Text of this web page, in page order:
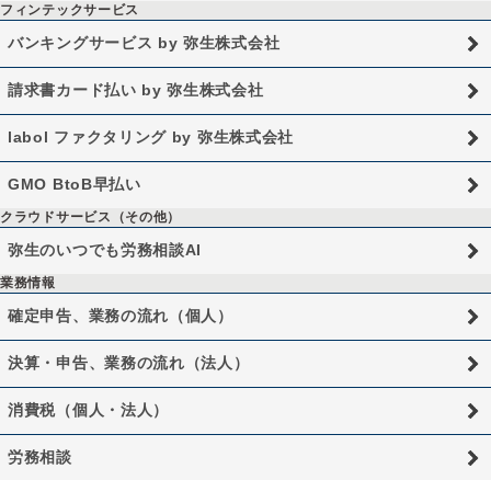
フィンテックサービス
バンキングサービス by 弥生株式会社
請求書カード払い by 弥生株式会社
labol ファクタリング by 弥生株式会社
GMO BtoB早払い
クラウドサービス（その他）
弥生のいつでも労務相談AI
業務情報
確定申告、業務の流れ（個人）
決算・申告、業務の流れ（法人）
消費税（個人・法人）
労務相談